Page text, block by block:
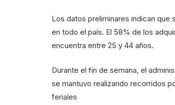
Los datos preliminares indican que
en todo el país. El 58% de los
encuentra entre 25 y 44 años.
Durante el fin de semana, el
se mantuvo realizando recorridos
feriales